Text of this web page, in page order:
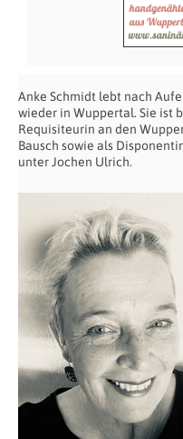
Anke Schmidt lebt nach
wieder in Wuppertal. Sie ist
Requisiteurin an den
Bausch sowie als
unter Jochen Ulrich.